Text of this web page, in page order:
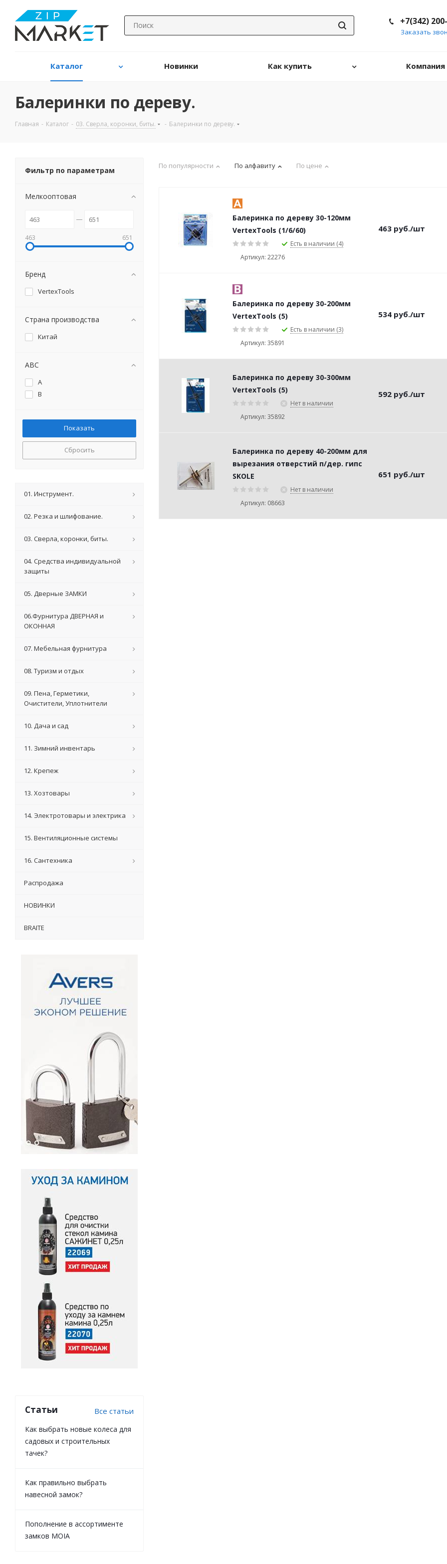
+7(342)
Заказать
Каталог Новинки Как купить Компания
Балеринки по дереву.
Главная - Каталог - 03. Сверла, коронки, биты. - Балеринки по дереву.
По популярности По алфавиту По цене
Балеринка по дереву 30-120мм
VertexTools (1/6/60)
Есть в наличии (4)
Артикул: 22276
463 руб./шт
Балеринка по дереву 30-200мм
VertexTools (5)
Есть в наличии (3)
Артикул: 35891
534 руб./шт
Балеринка по дереву 30-300мм
VertexTools (5)
Нет в наличии
Артикул: 35892
592 руб./шт
Балеринка по дереву 40-200мм для
вырезания отверстий п/дер. гипс
SKOLE
Нет в наличии
Артикул: 08663
651 руб./шт
Фильтр по параметрам
Мелкооптовая
463 651
Бренд
VertexTools
Страна производства
Китай
ABC
A
B
Сбросить
01. Инструмент.
02. Резка и шлифование.
03. Сверла, коронки, биты.
04. Средства индивидуальной
защиты
05. Дверные ЗАМКИ
06.Фурнитура ДВЕРНАЯ и
ОКОННАЯ
07. Мебельная фурнитура
08. Туризм и отдых
09. Пена, Герметики,
Очистители, Уплотнители
10. Дача и сад
11. Зимний инвентарь
12. Крепеж
13. Хозтовары
14. Электротовары и электрика
15. Вентиляционные системы
16. Сантехника
Распродажа
НОВИНКИ
BRAITE
Статьи Все статьи
Как выбрать новые колеса для
садовых и строительных
тачек?
Как правильно выбрать
навесной замок?
Пополнение в ассортименте
замков MOIA